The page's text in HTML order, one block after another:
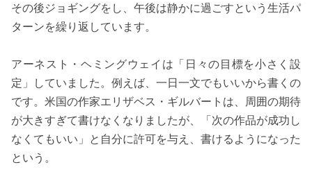
その後ジョギングをし、午後は静かに過ごすという生活パ
ターンを繰り返しています。
アーネスト・ヘミングウェイは「日々の目標を小さく設
定」していました。例えば、一日一文でもいいから書くの
です。米国の作家エリザベス・ギルバートは、周囲の期待
が大きすぎて書けなくなりましたが、「次の作品が成功し
なくてもいい」と自分に許可を与え、書けるようになった
という。